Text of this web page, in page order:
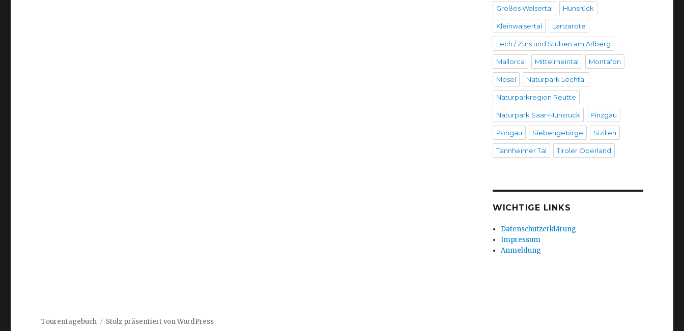
Großes Walsertal Hunsrück
Kleinwalsertal Lanzarote
Lech / Zürs und Stuben am Arlberg
Mallorca Mittelrheintal Montafon
Mosel Naturpark Lechtal
Naturparkregion Reutte
Naturpark Saar-Hunsrück Pinzgau
Pongau Siebengebirge Sizilien
Tannheimer Tal Tiroler Oberland
WICHTIGE LINKS
Datenschutzerklärung
Impressum
Anmeldung
Tourentagebuch Stolz präsentiert von WordPress